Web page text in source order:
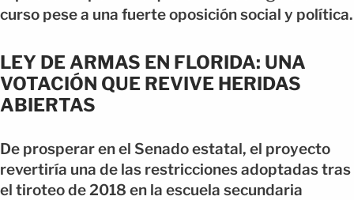
curso pese a una fuerte oposición social y política.
LEY DE ARMAS EN FLORIDA: UNA
VOTACIÓN QUE REVIVE HERIDAS
ABIERTAS
De prosperar en el Senado estatal, el proyecto
revertiría una de las restricciones adoptadas tras
el tiroteo de 2018 en la escuela secundaria